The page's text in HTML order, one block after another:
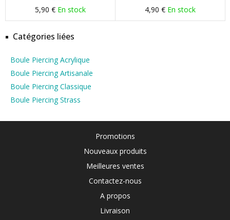
5,90 € En stock 4,90 € En stock
Catégories liées
Boule Piercing Acrylique
Boule Piercing Artisanale
Boule Piercing Classique
Boule Piercing Strass
Promotions
Nouveaux produits
Meilleures ventes
Contactez-nous
A propos
Livraison